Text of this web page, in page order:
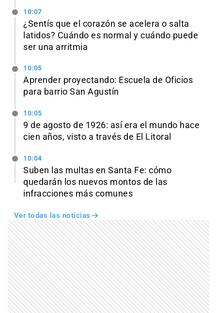
10:07
¿Sentís que el corazón se acelera o salta
latidos? Cuándo es normal y cuándo puede
ser una arritmia
10:05
Aprender proyectando: Escuela de Oficios
para barrio San Agustín
10:05
9 de agosto de 1926: así era el mundo hace
cien años, visto a través de El Litoral
10:04
Suben las multas en Santa Fe: cómo
quedarán los nuevos montos de las
infracciones más comunes
Ver todas las noticias